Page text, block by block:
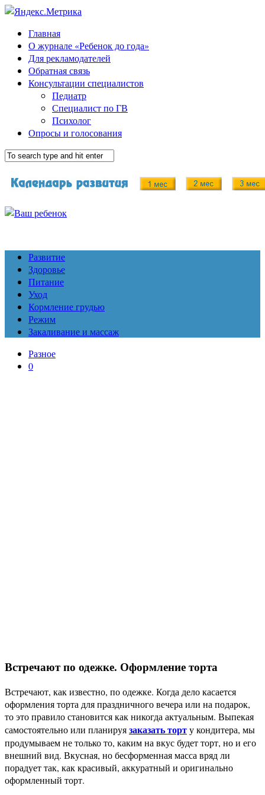
Главная
О журнале «Ребенок до года»
Для рекламодателей
Обратная связь
Консультации специалистов
Педиатр
Специалист по ГВ
Психолог
Опросы и голосования
Развитие
Здоровье
Питание
Уход
Кормление грудью
Режим
Закаливание и массаж
Разное
0
Встречают по одежке. Оформление торта
Встречают, как известно, по одежке. Когда дело касается
оформления торта для праздничного вечера или на подарок,
то это правило становится как никогда актуальным. Выпекая
самостоятельно или планируязаказать торту кондитера, мы
продумываем не только то, каким на вкус будет торт, но и его
внешний вид. Вкусная, но бесформенная масса вряд ли
порадует так, как красивый, аккуратный и оригинально
оформленный торт.